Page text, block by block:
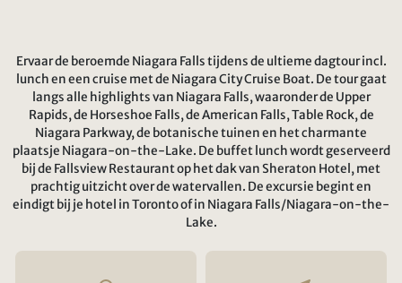
Ervaar de beroemde Niagara Falls tijdens de ultieme dagtour incl.
lunch en een cruise met de Niagara City Cruise Boat. De tour gaat
langs alle highlights van Niagara Falls, waaronder de Upper
Rapids, de Horseshoe Falls, de American Falls, Table Rock, de
Niagara Parkway, de botanische tuinen en het charmante
plaatsje Niagara-on-the-Lake. De buffet lunch wordt geserveerd
bij de Fallsview Restaurant op het dak van Sheraton Hotel, met
prachtig uitzicht over de watervallen. De excursie begint en
eindigt bij je hotel in Toronto of in Niagara Falls/Niagara-on-the-
Lake.